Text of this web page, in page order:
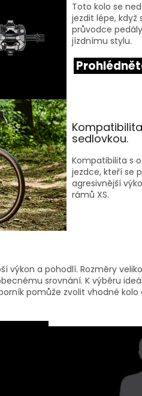
Toto kolo se
jezdit lépe, když
průvodce
jízdnímu stylu.
sedlovkou.
Kompatibilita s
jezdce, kteří se
agresivnější
rámů XS.
výkon a pohodlí. Rozměry
srovnání. K výběru
pomůže zvolit vhodné